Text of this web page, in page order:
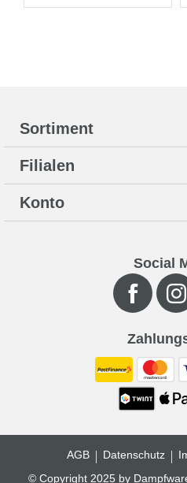
Sortiment
Filialen
Konto
Social
© Copyright 2025 by
AGB Datenschutz